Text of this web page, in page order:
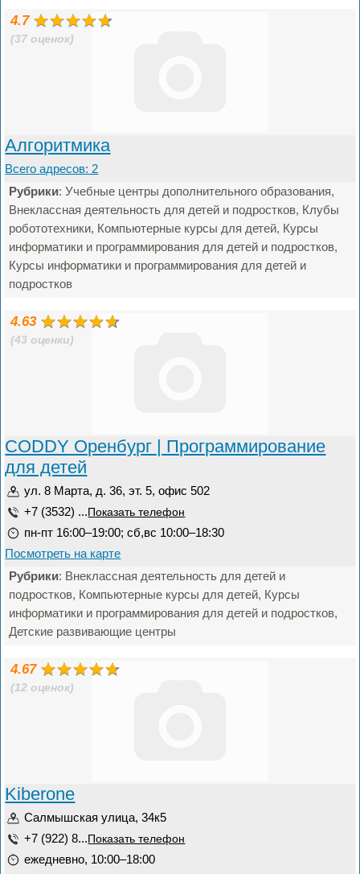
4.7
(37 оценок)
Алгоритмика
Всего адресов: 2
Рубрики: Учебные центры дополнительного образования,
Внеклассная деятельность для детей и подростков, Клубы
робототехники, Компьютерные курсы для детей, Курсы
информатики и программирования для детей и подростков,
Курсы информатики и программирования для детей и
подростков
4.63
(43 оценки)
CODDY Оренбург | Программирование
для детей
ул. 8 Марта, д. 36, эт. 5, офис 502
+7 (3532) ... Показать телефон
пн-пт 16:00–19:00; сб,вс 10:00–18:30
Посмотреть на карте
Рубрики: Внеклассная деятельность для детей и
подростков, Компьютерные курсы для детей, Курсы
информатики и программирования для детей и подростков,
Детские развивающие центры
4.67
(12 оценок)
Kiberone
Салмышская улица, 34к5
+7 (922) 8... Показать телефон
ежедневно, 10:00–18:00